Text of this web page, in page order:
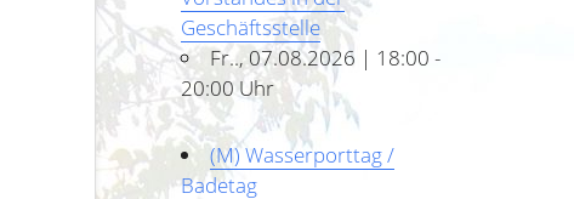
Geschäftsstelle
Fr.., 07.08.2026 | 18:00 -
20:00 Uhr
(M) Wasserporttag /
Badetag